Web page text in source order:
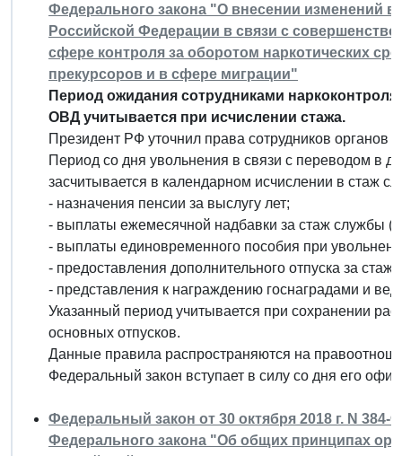
Федерального закона "О внесении изменений
Российской Федерации в связи с
сфере контроля за оборотом наркотических
прекурсоров и в сфере миграции"
Период ожидания сотрудниками
ОВД учитывается при исчислении стажа.
Президент РФ уточнил права сотрудников
Период со дня увольнения в связи с переводом в
засчитывается в календарном исчислении в стаж
- назначения пенсии за выслугу лет;
- выплаты ежемесячной надбавки за стаж службы
- выплаты единовременного пособия при
- предоставления дополнительного отпуска за
- представления к награждению госнаградами и
Указанный период учитывается при сохранении
основных отпусков.
Данные правила распространяются на
Федеральный закон вступает в силу со дня его
Федеральный закон от 30 октября 2018 г. N
Федерального закона "Об общих принципах